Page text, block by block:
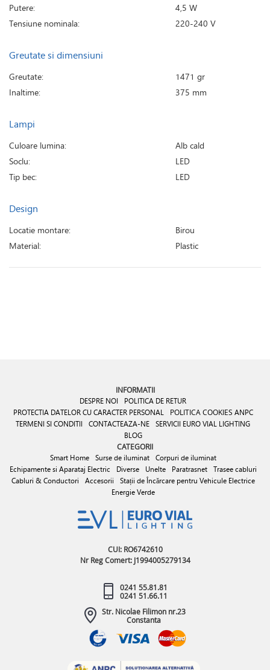
Putere:
4,5 W
Tensiune nominala:
220-240 V
Greutate si dimensiuni
Greutate:
1471 gr
Inaltime:
375 mm
Lampi
Culoare lumina:
Alb cald
Soclu:
LED
Tip bec:
LED
Design
Locatie montare:
Birou
Material:
Plastic
INFORMATII
DESPRE NOI
POLITICA DE RETUR
PROTECTIA DATELOR CU CARACTER PERSONAL
POLITICA COOKIES ANPC
TERMENI SI CONDITII
CONTACTEAZA-NE SERVICII EURO VIAL LIGHTING
BLOG
CATEGORII
Smart Home Surse de iluminat
Corpuri de iluminat
Echipamente si Aparataj Electric
Diverse Unelte Paratrasnet
Trasee cabluri
Cabluri & Conductori
Accesorii
Stații de Încărcare pentru Vehicule Electrice
Energie Verde
CUI: RO6742610
Nr Reg Comert: J1994005279134
0241 55.81.81
0241 51.66.11
Str. Nicolae Filimon nr.23
Constanta